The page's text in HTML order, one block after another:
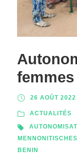
26 AOÛT 2022
ACTUALITÉS
BENIN